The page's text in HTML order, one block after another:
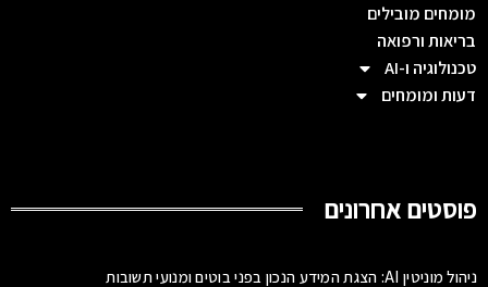
מומחים מובילים
בריאות ורפואה
טכנולוגיה ו-AI
דעות ומומחים
פוסטים אחרונים
ניהול מוניטין AI: הצגת המידע הנכון בפני בוטים ומנועי תשובות